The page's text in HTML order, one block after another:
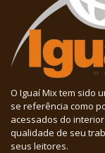
O Iguaí Mix tem sido
se referência como
acessados do
qualidade de seu
seus leitores.